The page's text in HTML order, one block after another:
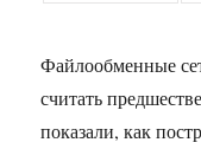
Файлообменные
считать
показали, как